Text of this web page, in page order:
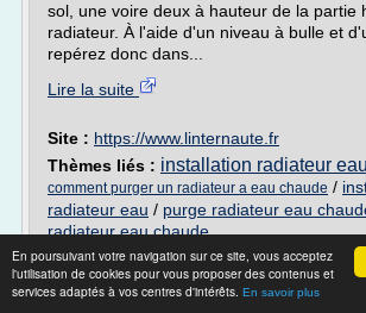
En poursuivant votre navigation sur ce site, vous acceptez
l'utilisation de cookies pour vous proposer des contenus et
services adaptés à vos centres d'intérêts. En savoir plus
sol, une voire deux à hauteur de la partie
radiateur. À l'aide d'un niveau à bulle et
repérez donc dans...
Lire la suite
Site : https://www.linternaute.fr
Thèmes liés : installation radiateur
comment purger un radiateur a eau chaude /
radiateur eau / purge radiateur eau
radiateur eau chaude
Purger un radiateur -
deco.journaldesfemmes.fr